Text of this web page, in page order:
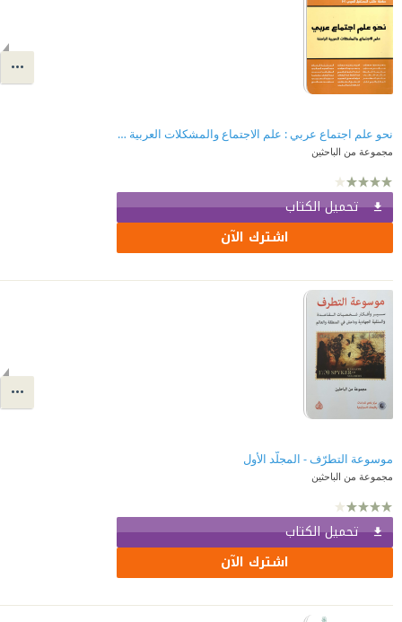
نحو علم اجتماع عربي : علم الاجتماع والمشكلات العربية الراهنة
مجموعة من الباحثين
تحميل الكتاب
اشترك الآن
موسوعة التطرّف - المجلّد الأول
مجموعة من الباحثين
تحميل الكتاب
اشترك الآن